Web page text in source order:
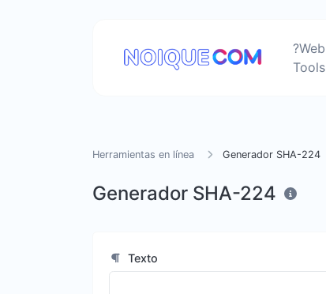
?Web
Tools
Herramientas en línea Generador SHA-224
Generador SHA-224
Texto